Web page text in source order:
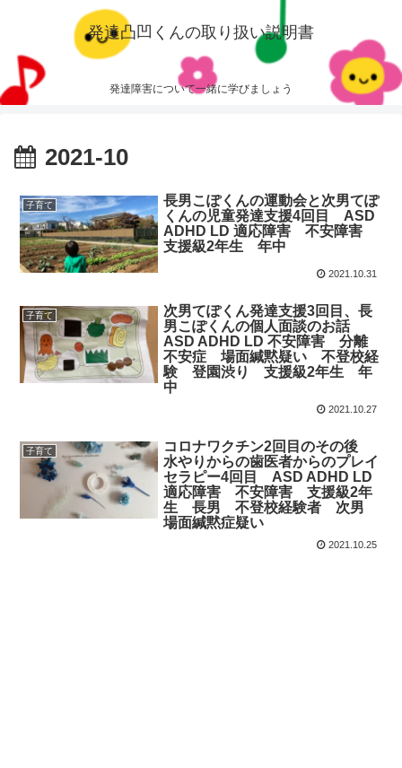
発達凸凹くんの取り扱い説明書
発達障害について一緒に学びましょう
2021-10
子育て
長男こぽくんの運動会と次男てぽ
くんの児童発達支援4回目 ASD
ADHD LD 適応障害 不安障害
支援級2年生 年中
2021.10.31
子育て
次男てぽくん発達支援3回目、長
男こぽくんの個人面談のお話
ASD ADHD LD 不安障害 分離
不安症 場面緘黙疑い 不登校経
験 登園渋り 支援級2年生 年
中
2021.10.27
子育て
コロナワクチン2回目のその後
水やりからの歯医者からのプレイ
セラピー4回目 ASD ADHD LD
適応障害 不安障害 支援級2年
生 長男 不登校経験者 次男
場面緘黙症疑い
2021.10.25